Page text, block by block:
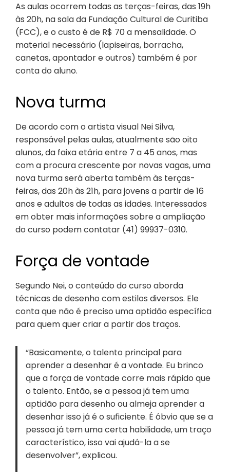
As aulas ocorrem todas as terças-feiras, das 19h
às 20h, na sala da Fundação Cultural de Curitiba
(FCC), e o custo é de R$ 70 a mensalidade. O
material necessário (lapiseiras, borracha,
canetas, apontador e outros) também é por
conta do aluno.
Nova turma
De acordo com o artista visual Nei Silva,
responsável pelas aulas, atualmente são oito
alunos, da faixa etária entre 7 a 45 anos, mas
com a procura crescente por novas vagas, uma
nova turma será aberta também às terças-
feiras, das 20h às 21h, para jovens a partir de 16
anos e adultos de todas as idades. Interessados
em obter mais informações sobre a ampliação
do curso podem contatar (41) 99937-0310.
Força de vontade
Segundo Nei, o conteúdo do curso aborda
técnicas de desenho com estilos diversos. Ele
conta que não é preciso uma aptidão específica
para quem quer criar a partir dos traços.
“Basicamente, o talento principal para
aprender a desenhar é a vontade. Eu brinco
que a força de vontade corre mais rápido que
o talento. Então, se a pessoa já tem uma
aptidão para desenho ou almeja aprender a
desenhar isso já é o suficiente. É óbvio que se a
pessoa já tem uma certa habilidade, um traço
característico, isso vai ajudá-la a se
desenvolver”, explicou.